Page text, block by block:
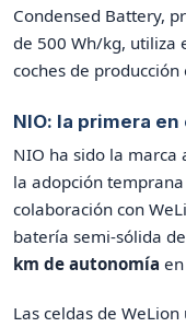
Condensed Battery,
de 500 Wh/kg, utiliza
coches de producción
NIO: la primera
NIO ha sido la marca
la adopción
colaboración con
batería semi-sólida de
km de autonomía
Las celdas de